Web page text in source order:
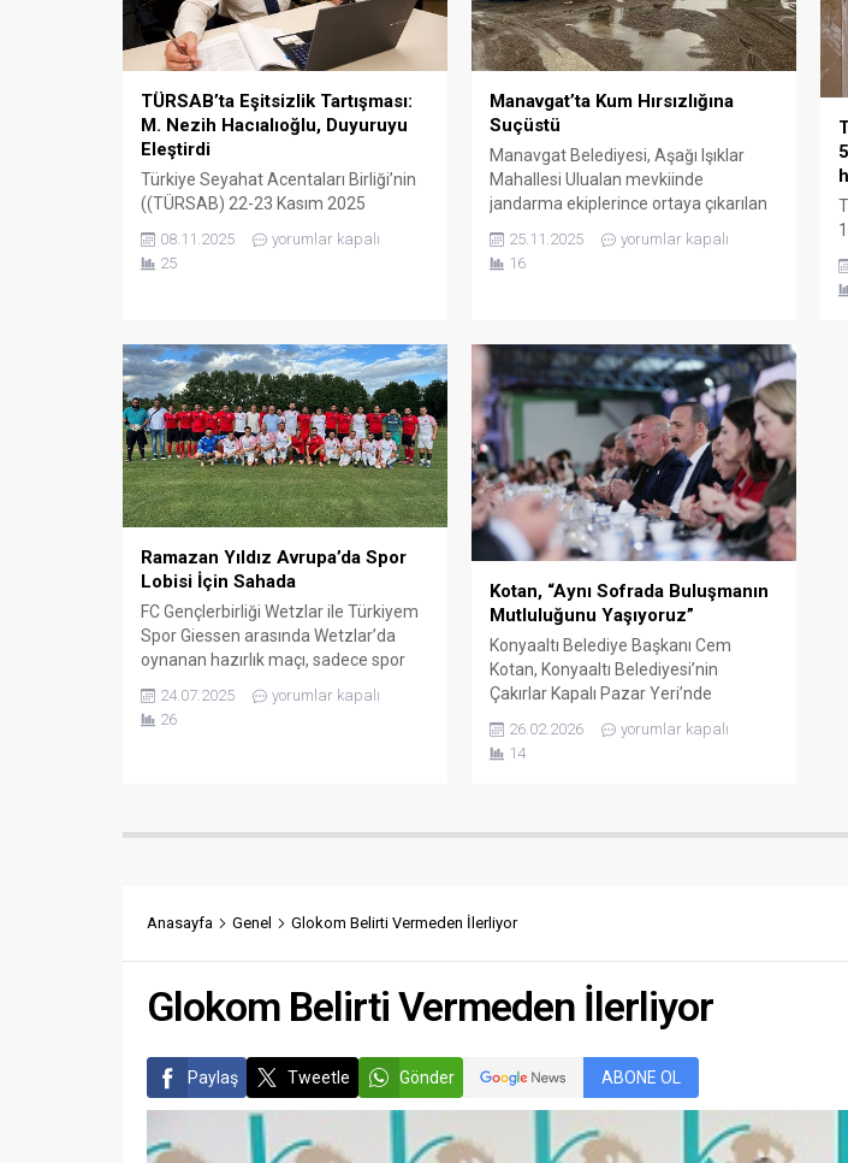
TÜRSAB’ta Eşitsizlik Tartışması:
M. Nezih Hacıalıoğlu, Duyuruyu
Eleştirdi
Türkiye Seyahat Acentaları Birliği’nin
((TÜRSAB) 22-23 Kasım 2025
gerçekleşecek Genel Kurul katılımı için,
İstanbul dışından gelecek delegelerle
ve konaklama bedelleriyle ilgili yapılan
duyuru büyük tartışmalara yol açtı.
TÜRSAB Başkan Adayı M. Nezih
Hacıalioğlu, duyuruyu şiddetle...
08.11.2025
yorumlar kapalı
25
Manavgat’ta Kum Hırsızlığına
Suçüstü
Manavgat Belediyesi, Aşağı Işıklar
Mahallesi Ulualan mevkiinde
jandarma ekiplerince ortaya çıkarılan
hızla müdahale ederek çalınan
kumların doğal alanına geri
yakalanan kumları hem de önceki
tarihlerde çalınarak farklı alanlarda
depolanan malzemeyi Ulualan
mevkiine geri taşıdı. 20 Kasım 2025...
25.11.2025
yorumlar kapalı
16
Ramazan Yıldız Avrupa’da Spor
Lobisi İçin Sahada
FC Gençlerbirliği Wetzlar ile Türkiyem
Spor Giessen arasında Wetzlar’da
oynanan hazırlık maçı, sadece spor
diplomasisi buluşmasına dönüştü. US-
SEN Avrupa Diaspora Başkanı
öncesinde kulüp başkanları ve teknik
24.07.2025
yorumlar kapalı
26
Kotan, “Aynı Sofrada Buluşmanın
Mutluluğunu Yaşıyoruz”
Konyaaltı Belediye Başkanı Cem
Kotan, Konyaaltı Belediyesi’nin
Çakırlar Kapalı Pazar Yeri’nde
vatandaşlarla buluşarak aynı sofrada
iftar yaptı. İftarda konuşan Başkan
bu güzel akşamda, aynı sofranın
mahallelerimizde de
vatandaşlarımızın...
26.02.2026
yorumlar kapalı
14
Anasayfa Genel Glokom Belirti Vermeden İlerliyor
Glokom Belirti Vermeden İlerliyor
Paylaş Tweetle Gönder ABONE OL